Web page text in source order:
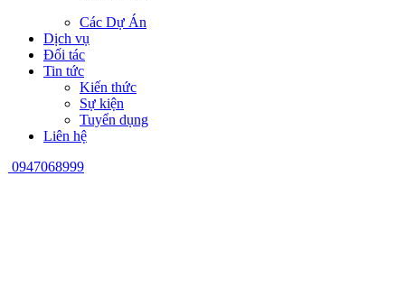
Các Dự Án
Dịch vụ
Đối tác
Tin tức
Kiến thức
Sự kiện
Tuyển dụng
Liên hệ
0947068999